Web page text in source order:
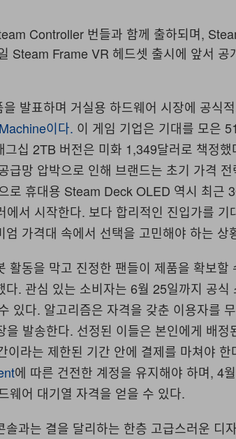
Controller 번들과 함께 출하되며,
Steam Frame VR 헤드셋 출시에 앞서 공
발표하며 거실용 하드웨어 시장에 공식
이다. 이 게임 기업은 기대를 모은
십 2TB 버전은 미화 1,349달러로 책정
급망 압박으로 인해 브랜드는 초기 가격
로 휴대용 Steam Deck OLED 역시 최근
서 시작한다. 보다 합리적인 진입가를 기
가격대 속에서 선택을 고민해야 하는 상
활동을 막고 진정한 팬들이 제품을 확보할
. 관심 있는 소비자는 6월 25일까지 공식
있다. 알고리즘은 자격을 갖춘 이용자를
발송한다. 선정된 이들은 본인에게 배정
이라는 제한된 기간 안에 결제를 마쳐야 한
에 따른 건전한 계정을 유지해야 하며, 4
웨어 대기열 자격을 얻을 수 있다.
과는 결을 달리하는 한층 고급스러운 디